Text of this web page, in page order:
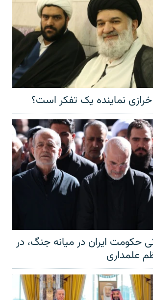
خرازی نماینده یک تفکر است؟
حکومت ایران در میانه جنگ، در
علمداری